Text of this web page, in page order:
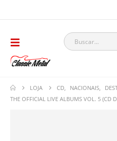
LOJA CD NACIONAIS
THE OFFICIAL LIVE ALBUMS VOL. 5 (CD